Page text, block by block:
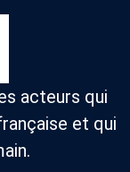
acteurs qui
et qui